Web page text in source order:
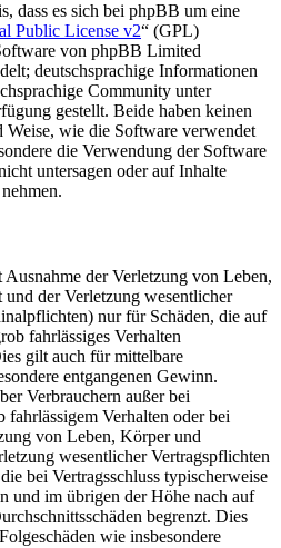
dass es sich bei phpBB um eine
Public License v2“ (GPL)
von phpBB Limited
deutschsprachige Informationen
Community unter
gestellt. Beide haben keinen
wie die Software verwendet
die Verwendung der Software
untersagen oder auf Inhalte
der Verletzung von Leben,
der Verletzung wesentlicher
nur für Schäden, die auf
fahrlässiges Verhalten
gilt auch für mittelbare
entgangenen Gewinn.
Verbrauchern außer bei
fahrlässigem Verhalten oder bei
von Leben, Körper und
wesentlicher Vertragspflichten
bei Vertragsschluss typischerweise
und im übrigen der Höhe nach auf
begrenzt. Dies
wie insbesondere